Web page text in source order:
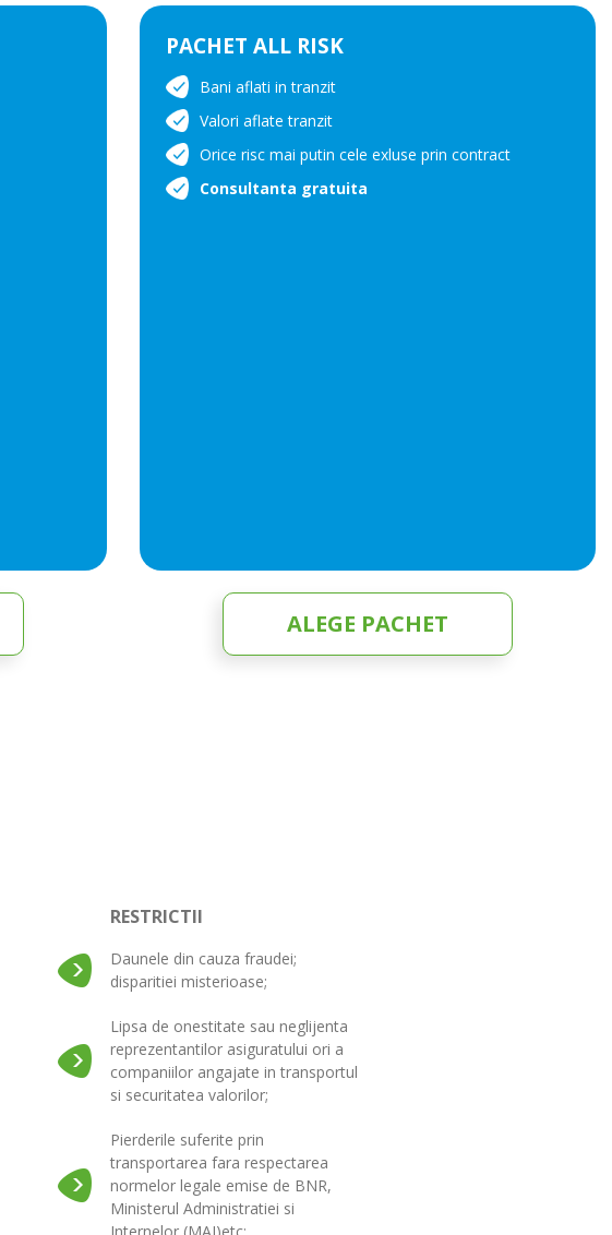
PACHET ALL RISK
Bani aflati in tranzit
Valori aflate tranzit
Orice risc mai putin cele exluse prin contract
Consultanta gratuita
ALEGE PACHET
RESTRICTII
Daunele din cauza fraudei;
disparitiei misterioase;
Lipsa de onestitate sau neglijenta
reprezentantilor asiguratului ori a
companiilor angajate in transportul
si securitatea valorilor;
Pierderile suferite prin
transportarea fara respectarea
normelor legale emise de BNR,
Ministerul Administratiei si